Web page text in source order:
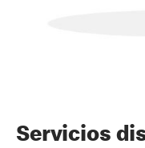
Servicios